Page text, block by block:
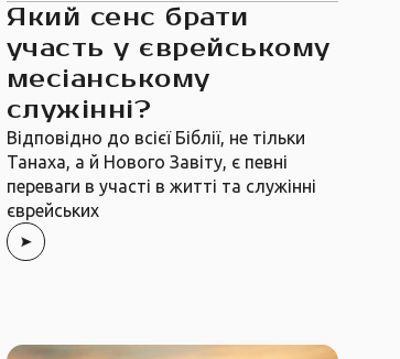
Який сенс брати
участь у єврейському
месіанському
служінні?
Відповідно до всієї Біблії, не тільки
Танаха, а й Нового Завіту, є певні
переваги в участі в житті та служінні
єврейських